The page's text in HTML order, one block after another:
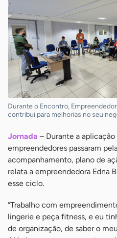
Durante o Encontro,
contribui para melhorias no seu
Jornada – Durante a
empreendedores passaram
acompanhamento, plano de
relata a empreendedora Edna
esse ciclo.
“Trabalho com
lingerie e peça fitness, e eu
de organização, de saber o